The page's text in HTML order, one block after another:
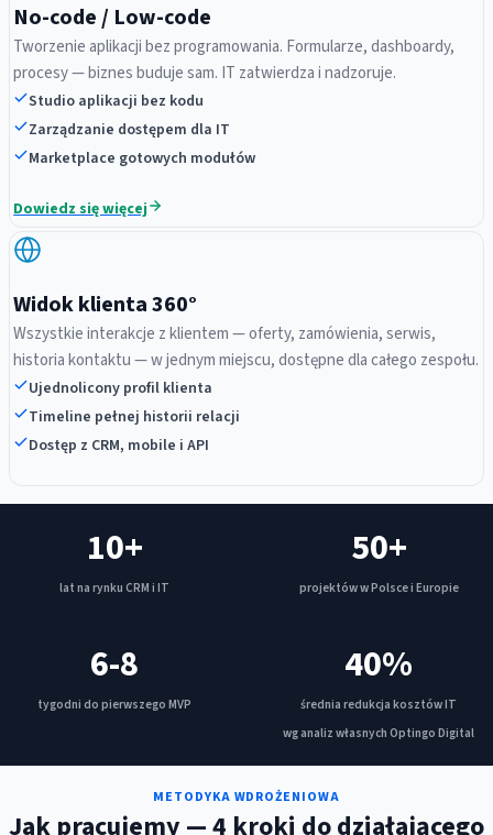
No-code / Low-code
Tworzenie aplikacji bez programowania. Formularze, dashboardy,
procesy — biznes buduje sam. IT zatwierdza i nadzoruje.
Studio aplikacji bez kodu
Zarządzanie dostępem dla IT
Marketplace gotowych modułów
Dowiedz się więcej
Widok klienta 360°
Wszystkie interakcje z klientem — oferty, zamówienia, serwis,
historia kontaktu — w jednym miejscu, dostępne dla całego zespołu.
Ujednolicony profil klienta
Timeline pełnej historii relacji
Dostęp z CRM, mobile i API
10+
lat na rynku CRM i IT
50+
projektów w Polsce i Europie
6-8
tygodni do pierwszego MVP
40%
‍średnia redukcja kosztów IT
wg analiz własnych Optingo Digital
METODYKA WDROŻENIOWA
Jak pracujemy — 4 kroki do działającego